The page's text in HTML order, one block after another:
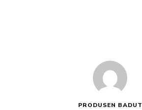
PRODUSEN BADUT